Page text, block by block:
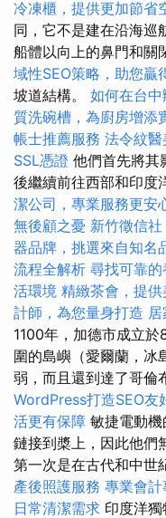
冷凍櫃，提供更加節省
同，它不是建在沿海巡
船體以向上的鼻門和關
域性SEO策略，助您贏
坡道結構。 如何在台
質洗碗槽，為廚房增添
帳士推薦服務 法令紋
SSL憑證 他們首先將其
後繼續前往西部和印度
潔公司，專業服務更安
無後顧之憂 新竹徵信
器品牌，挑選來自知名
流程全解析 尋找可靠
活環境 精緻茶會，提
計師，為您量身打造
1100年，加德市成立
圍的島嶼（愛爾蘭，冰
弱，而且還到達了哥倫
WordPress打造SEO友
活更有保障 敏捷電動
鏈接到槳上，因此他們
第一次是在古代和中世
產後照護服務 專業會
日常清潔需求 印度洋